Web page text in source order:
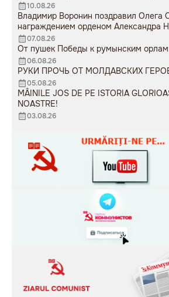
10.08.26
Владимир Воронин поздравил Олега
награждением орденом Александра
07.08.26
От пушек Победы к румынским
06.08.26
РУКИ ПРОЧЬ ОТ МОЛДАВСКИХ
05.08.26
MÂINILE JOS DE PE ISTORIA
NOASTRE!
03.08.26